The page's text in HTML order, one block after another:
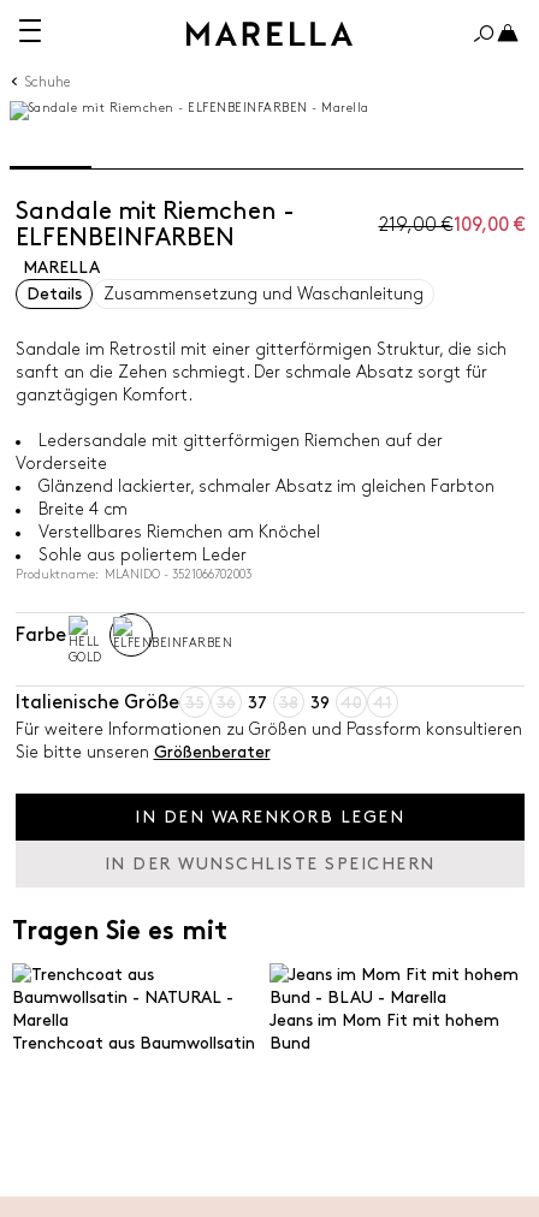
Schuhe
Sandale mit Riemchen -
ELFENBEINFARBEN
219,00 €109,00 €
MARELLA
Details
Zusammensetzung und Waschanleitung
Sandale im Retrostil mit einer gitterförmigen Struktur, die sich
sanft an die Zehen schmiegt. Der schmale Absatz sorgt für
ganztägigen Komfort.
Ledersandale mit gitterförmigen Riemchen auf der
Vorderseite
Glänzend lackierter, schmaler Absatz im gleichen Farbton
Breite 4 cm
Verstellbares Riemchen am Knöchel
Sohle aus poliertem Leder
Produktname: MLANIDO - 3521066702003
Farbe
Italienische Größe 35 36 37 38 39 40
41
Für weitere Informationen zu Größen und Passform konsultieren
Sie bitte unseren Größenberater
IN DEN WARENKORB LEGEN
IN DER WUNSCHLISTE SPEICHERN
Tragen Sie es mit
Trenchcoat aus Baumwollsatin
Jeans im Mom Fit mit hohem
Bund